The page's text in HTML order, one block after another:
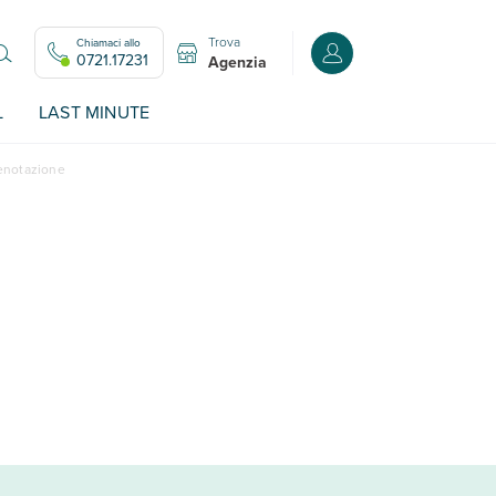
Chiamaci allo
0721.17231
Trova
Agenzia Accedi o registrati
LAST MINUTE